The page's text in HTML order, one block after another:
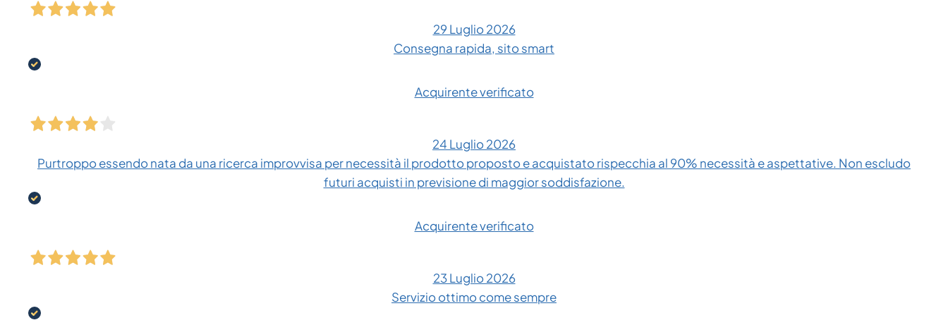
29 Luglio 2026
Consegna rapida, sito smart
Acquirente verificato
24 Luglio 2026
Purtroppo essendo nata da una ricerca improvvisa per necessità il prodotto proposto e acquistato rispecchia al 90% necessità e aspettative. Non escludo
futuri acquisti in previsione di maggior soddisfazione.
Acquirente verificato
23 Luglio 2026
Servizio ottimo come sempre